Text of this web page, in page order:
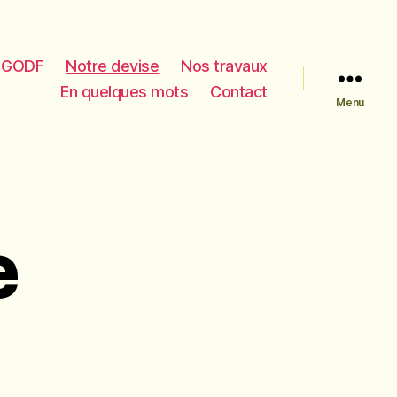
Notre devise
Nos travaux
En quelques mots
Contact
Menu